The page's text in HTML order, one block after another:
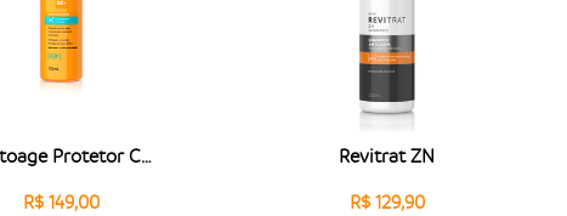
Photoage Protetor Capilar KPF 50+
R$ 149,00
Revitrat ZN
R$ 129,90